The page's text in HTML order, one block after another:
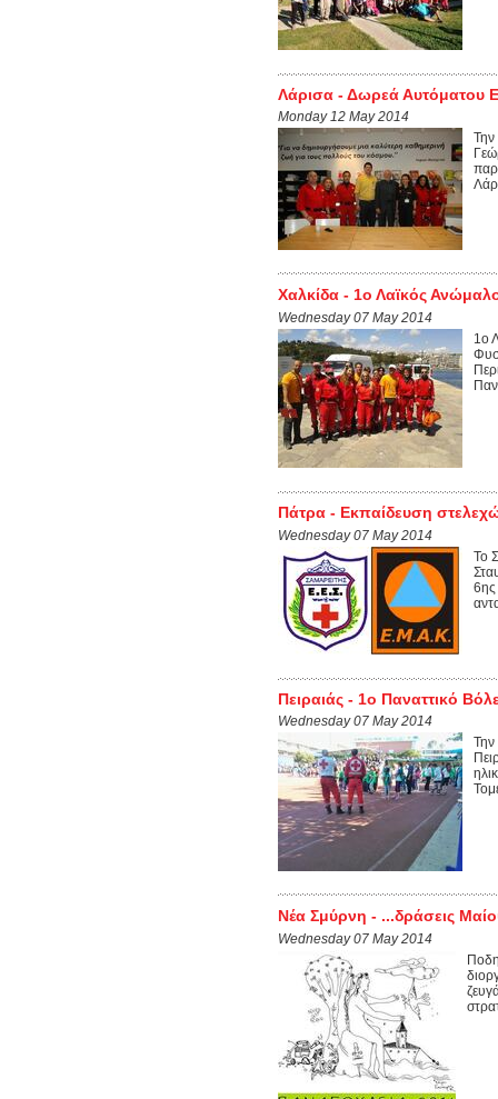
Λάρισα - Δωρεά Αυτόματου
Monday 12 May 2014
Την
Χαλκίδα - 1ο Λαϊκός
Wednesday 07 May 2014
1ο
Πάτρα - Εκπαίδευση
Wednesday 07 May 2014
Το
6ης
Πειραιάς - 1ο Παναττικό
Wednesday 07 May 2014
Νέα Σμύρνη - ...δράσεις
Wednesday 07 May 2014